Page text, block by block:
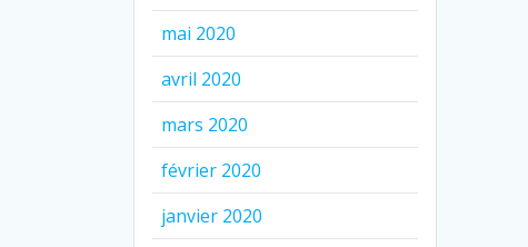
mai 2020
avril 2020
mars 2020
février 2020
janvier 2020